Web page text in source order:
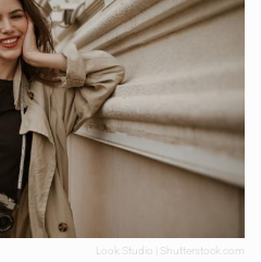
Look Studio | Shutterstock.com